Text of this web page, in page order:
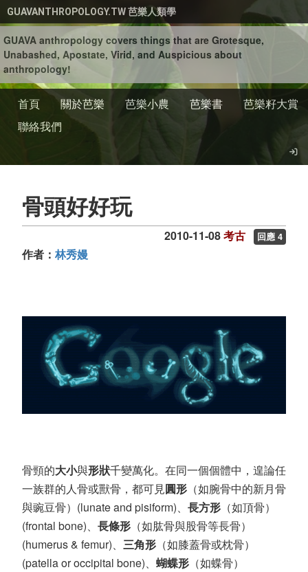
移至主內容
GUAVANTHROPOLOGY.TW 芭樂人類學
GUAVA anthropology covers things that are Grotesque,
Unabashed, Apostate, Virid, and Auspicious about
anthropology!
首頁 關於芭樂 芭樂小農 芭樂書
芭樂籽大賞
聯絡我們
骨頭好好玩
2010-11-08考古 回應 4
作者： 林秀嫚
骨頸的大小與形狀千變萬化。在同一個個體中，遑論任
一族群的人骨或獸骨，都可見圓形 （如腕骨中的新月骨
與豌豆骨）(lunate and pisiform)、 長方形 （如頂骨）
(frontal bone)、 長條形 （如肱骨與股骨等長骨）
(humerus & femur)、 三角形 （如膝蓋骨或枕骨）
(patella or occipital bone)、 蝴蝶形 （如蝶骨）